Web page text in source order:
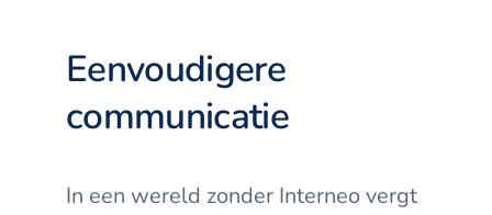
Eenvoudigere
communicatie
In een wereld zonder Interneo vergt